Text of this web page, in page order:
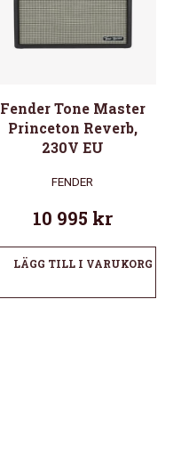
Fender Tone Master
Princeton Reverb,
230V EU
FENDER
10 995 kr
LÄGG TILL I VARUKORG